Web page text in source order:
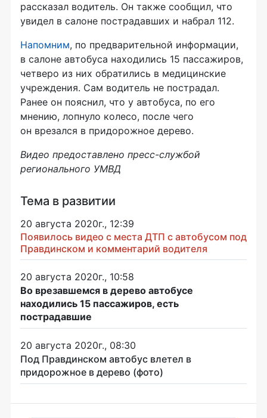
рассказал водитель. Он также сообщил, что
увидел в салоне пострадавших и набрал 112.
Напомним, по предварительной информации,
в салоне автобуса находились 15 пассажиров,
четверо из них обратились в медицинские
учреждения. Сам водитель не пострадал.
Ранее он пояснил, что у автобуса, по его
мнению, лопнуло колесо, после чего
он врезался в придорожное дерево.
Видео предоставлено пресс-службой
регионального УМВД
Тема в развитии
20 августа 2020г., 12:39
Появилось видео с места ДТП с автобусом под
Правдинском и комментарий водителя
20 августа 2020г., 10:58
Во врезавшемся в дерево автобусе
находились 15 пассажиров, есть
пострадавшие
20 августа 2020г., 08:30
Под Правдинском автобус влетел в
придорожное в дерево (фото)